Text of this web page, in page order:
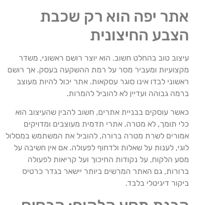
אתר יפה הוא רק שכבת
הצבע החיצונית
עיצוב טוב בהחלט חשוב. הוא יוצר רושם ראשוני, משדר
מקצועיות ומעביר מסר על רמת ההשקעה בעסק. אך רושם
ראשוני לבדו אינו סוגר עסקאות. אתר יכול להיות מעוצב
ברמה גבוהה ועדיין לא להוביל להמרות.
כאשר עוסקים בבניית אתרים, חשוב להבין שהעיצוב הוא
כלי תומך, לא מטרה. אתרי תדמית מעוצבים ומדויקים
אמורים לשרת מטרה ברורה, להוביל את המשתמש במסלול
לוגי, לענות על שאלות ולדחוף לפעולה. אם אין חשיבה על
מסע הלקוח, על נקודות החיכוך ועל קריאות לפעולה
ברורות, גם האתר המרשים ביותר יישאר בגדר כרטיס
ביקור דיגיטלי בלבד.